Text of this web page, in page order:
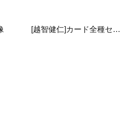
[越智健仁]カード全種セット